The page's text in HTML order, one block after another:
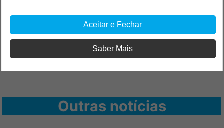
Outras notícias
Aceitar e Fechar
Saber Mais